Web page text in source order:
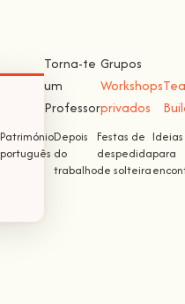
Património
português
Depois
do
trabalho
Festas de
despedida
de solteira
Ideias
para
Torna-te
um
Professor
Grupos
Workshops
privados